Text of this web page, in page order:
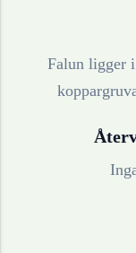
Falun ligger